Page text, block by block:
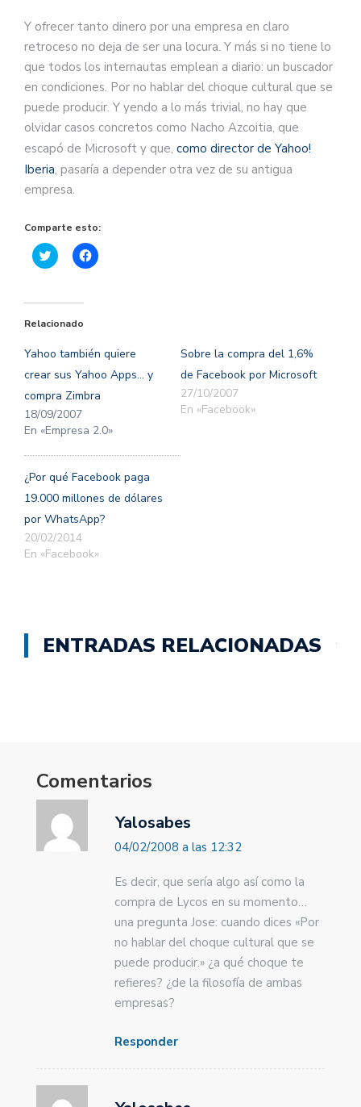
Y ofrecer tanto dinero por una empresa en claro
retroceso no deja de ser una locura. Y más si no tiene lo
que todos los internautas emplean a diario: un buscador
en condiciones. Por no hablar del choque cultural que se
puede producir. Y yendo a lo más trivial, no hay que
olvidar casos concretos como Nacho Azcoitia, que
escapó de Microsoft y que, como director de Yahoo!
Iberia, pasaría a depender otra vez de su antigua
empresa.
Comparte esto:
Haz
clic
Twitter
abre
una
ventana
nueva)
Haz
clic
ventana
nueva)
Relacionado
Yahoo también quiere
crear sus Yahoo Apps… y
compra Zimbra
18/09/2007
En «Empresa 2.0»
Sobre la compra del 1,6%
de Facebook por Microsoft
27/10/2007
En «Facebook»
¿Por qué Facebook paga
19.000 millones de dólares
por WhatsApp?
20/02/2014
En «Facebook»
ENTRADAS RELACIONADAS
Comentarios
Yalosabes
04/02/2008 a las 12:32
Es decir, que sería algo así como la
compra de Lycos en su momento…
una pregunta Jose: cuando dices «Por
no hablar del choque cultural que se
puede producir.» ¿a qué choque te
refieres? ¿de la filosofía de ambas
empresas?
Responder